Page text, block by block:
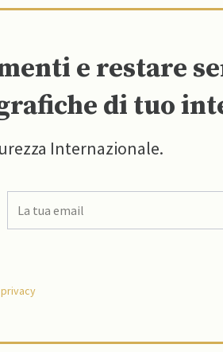
e restare
di tuo
Internazionale.